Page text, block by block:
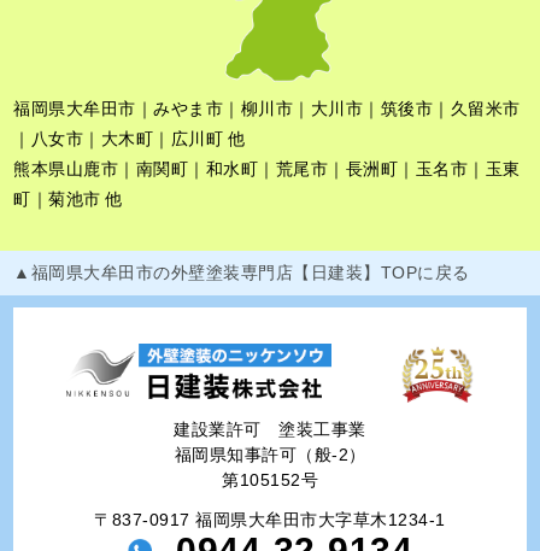
福岡県大牟田市｜みやま市｜柳川市｜大川市｜筑後市｜久留米市
｜八女市｜大木町｜広川町 他
熊本県山鹿市｜南関町｜和水町｜荒尾市｜長洲町｜玉名市｜玉東
町｜菊池市 他
▲福岡県大牟田市の外壁塗装専門店【日建装】TOPに戻る
建設業許可 塗装工事業
福岡県知事許可（般-2）
第105152号
〒837-0917 福岡県大牟田市大字草木1234-1